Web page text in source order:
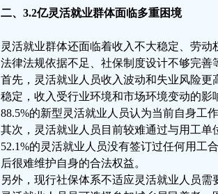
二、3.2亿灵活就业群体面临多重困境
灵活就业群体还面临着收入不大稳定、劳
法律法规依据不足、社保制度设计不够完善
首先，灵活就业人员收入波动和失业风险
稳定，收入受行业环境和市场环境变动的影
88.5%的新型灵活就业人员认为当前自身工
其次，灵活就业人员目前较难通过与用工单
52.1%的灵活就业人员没有签订过任何用工
后很难维护自身的合法权益。
另外，现行社保体系不适应灵活就业人员需